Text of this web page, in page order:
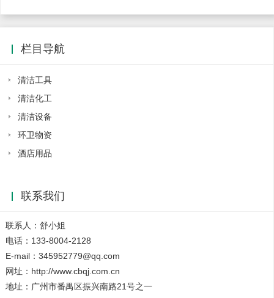
栏目导航
清洁工具
清洁化工
清洁设备
环卫物资
酒店用品
联系我们
联系人：舒小姐
电话：133-8004-2128
E-mail：345952779@qq.com
网址：http://www.cbqj.com.cn
地址：广州市番禺区振兴南路21号之一